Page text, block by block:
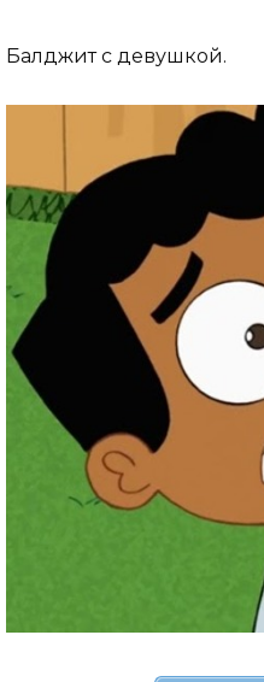
Балджит с девушкой.